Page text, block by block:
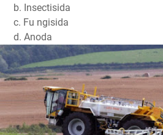
b. Insectisida
c. Fu ngisida
d. Anoda